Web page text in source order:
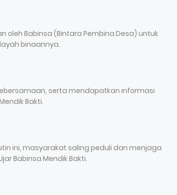
Babinsa (Bintara Pembina Desa) untuk
binaannya.
serta mendapatkan informasi
Bakti.
ini, masyarakat saling peduli dan menjaga
Babinsa Mendik Bakti.